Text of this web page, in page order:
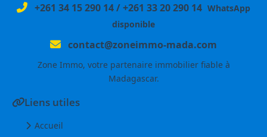
+261 34 15 290 14/+261 33 20 290 14 WhatsApp
disponible
contact@zoneimmo-mada.com
Zone Immo, votre partenaire immobilier fiable à
Madagascar.
Liens utiles
Accueil